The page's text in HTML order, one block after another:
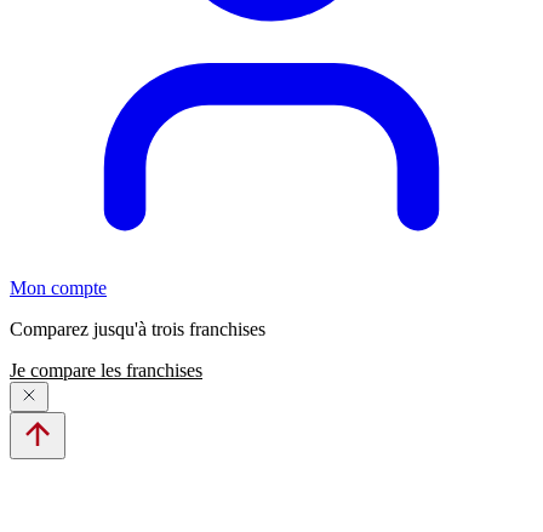
Mon compte
Comparez jusqu'à trois franchises
Je compare les franchises